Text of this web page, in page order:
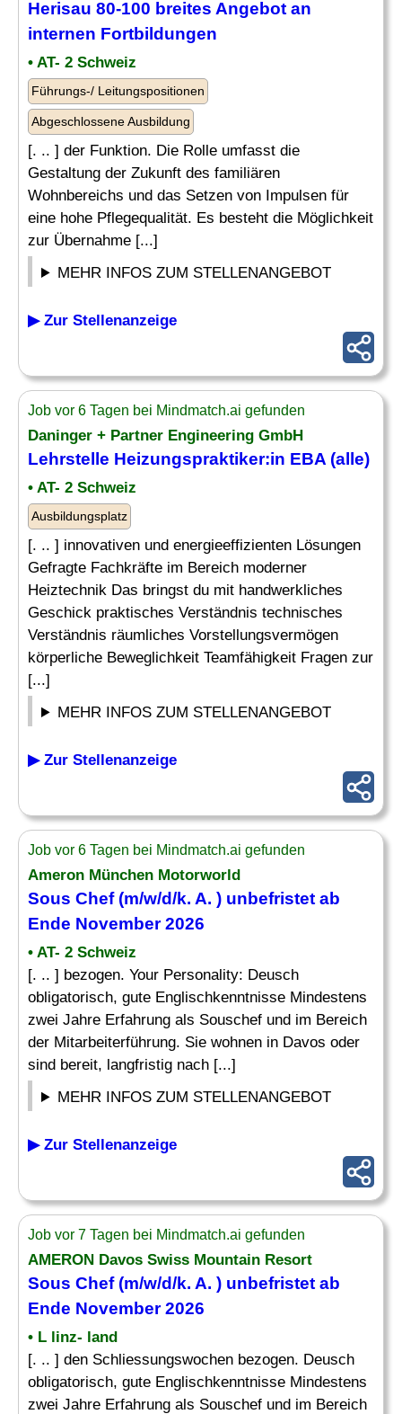
Herisau 80-100 breites Angebot an
internen Fortbildungen
• AT- 2 Schweiz
Führungs-/ Leitungspositionen
Abgeschlossene Ausbildung
[. .. ] der Funktion. Die Rolle umfasst die
Gestaltung der Zukunft des familiären
Wohnbereichs und das Setzen von Impulsen für
eine hohe Pflegequalität. Es besteht die Möglichkeit
zur Übernahme [...]
MEHR INFOS ZUM STELLENANGEBOT
▶ Zur Stellenanzeige
Job vor 6 Tagen bei Mindmatch.ai gefunden
Daninger + Partner Engineering GmbH
Lehrstelle Heizungspraktiker:in EBA (alle)
• AT- 2 Schweiz
Ausbildungsplatz
[. .. ] innovativen und energieeffizienten Lösungen
Gefragte Fachkräfte im Bereich moderner
Heiztechnik Das bringst du mit handwerkliches
Geschick praktisches Verständnis technisches
Verständnis räumliches Vorstellungsvermögen
körperliche Beweglichkeit Teamfähigkeit Fragen zur
[...]
MEHR INFOS ZUM STELLENANGEBOT
▶ Zur Stellenanzeige
Job vor 6 Tagen bei Mindmatch.ai gefunden
Ameron München Motorworld
Sous Chef (m/w/d/k. A. ) unbefristet ab
Ende November 2026
• AT- 2 Schweiz
[. .. ] bezogen. Your Personality: Deusch
obligatorisch, gute Englischkenntnisse Mindestens
zwei Jahre Erfahrung als Souschef und im Bereich
der Mitarbeiterführung. Sie wohnen in Davos oder
sind bereit, langfristig nach [...]
MEHR INFOS ZUM STELLENANGEBOT
▶ Zur Stellenanzeige
Job vor 7 Tagen bei Mindmatch.ai gefunden
AMERON Davos Swiss Mountain Resort
Sous Chef (m/w/d/k. A. ) unbefristet ab
Ende November 2026
• L linz- land
[. .. ] den Schliessungswochen bezogen. Deusch
obligatorisch, gute Englischkenntnisse Mindestens
zwei Jahre Erfahrung als Souschef und im Bereich